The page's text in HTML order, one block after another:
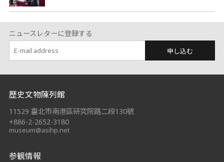
ニュースレターに登録する
申し込む
:::
歷史文物陳列館
11529 臺北市南港區研究院路二段130號
+886-2-2652-3180
museum@asihp.net
参観情報